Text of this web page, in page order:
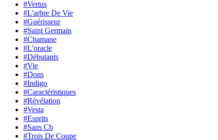
#Vertus
#L'arbre De Vie
#Guérisseur
#Saint Germain
#Chamane
#L'oracle
#Débutants
#Vie
#Dons
#Indigo
#Caractéristiques
#Révélation
#Vesta
#Esprits
#Sans Cb
#Trois De Coupe